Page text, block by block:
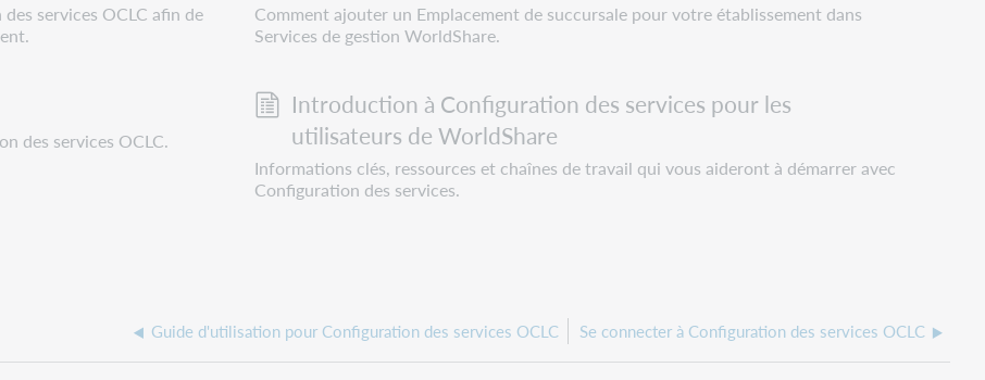
services OCLC afin de
Comment ajouter un Emplacement de succursale pour votre établissement dans
Services de gestion WorldShare.
des services OCLC.
Introduction à Configuration des services pour les
utilisateurs de WorldShare
Informations clés, ressources et chaînes de travail qui vous aideront à démarrer avec
Configuration des services.
Guide d'utilisation pour Configuration des services OCLC Se connecter à Configuration des services OCLC